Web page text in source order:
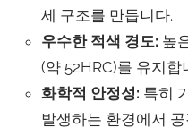
세 구조를 만듭니다.
우수한 적색 경도: 높
(약 52HRC)를 유지합
화학적 안정성: 특히
발생하는 환경에서